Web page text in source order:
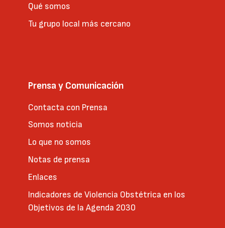
Qué somos
Tu grupo local más cercano
Prensa y Comunicación
Contacta con Prensa
Somos noticia
Lo que no somos
Notas de prensa
Enlaces
Indicadores de Violencia Obstétrica en los
Objetivos de la Agenda 2030